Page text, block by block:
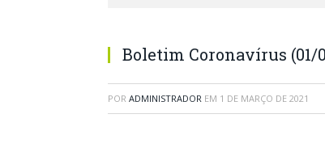
Boletim Coronavírus (01/
POR ADMINISTRADOR EM 1 DE MARÇO DE 2021